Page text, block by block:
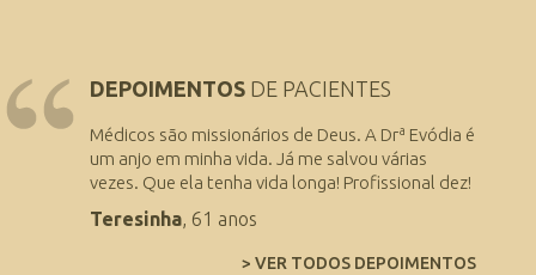
DEPOIMENTOS DE PACIENTES
Médicos são missionários de Deus. A Drª Evódia é
um anjo em minha vida. Já me salvou várias
vezes. Que ela tenha vida longa! Profissional dez!
Teresinha, 61 anos
> VER TODOS DEPOIMENTOS